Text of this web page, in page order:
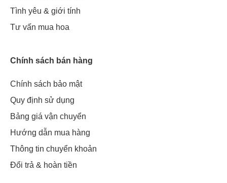
Tình yêu & giới tính
Tư vấn mua hoa
Chính sách bán hàng
Chính sách bảo mật
Quy định sử dụng
Bảng giá vận chuyển
Hướng dẫn mua hàng
Thông tin chuyển khoản
Đổi trả & hoàn tiền